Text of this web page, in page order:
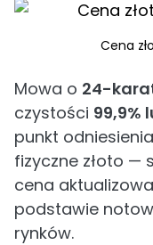
Cena
Mowa o 24-
czystości 99,9%
punkt
fizyczne złoto —
cena
podstawie
rynków.